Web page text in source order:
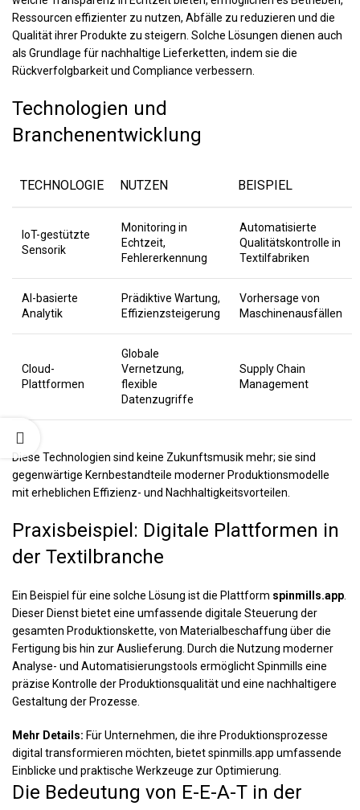
Ressourcen effizienter zu nutzen, Abfälle zu reduzieren und die
Qualität ihrer Produkte zu steigern. Solche Lösungen dienen auch
als Grundlage für nachhaltige Lieferketten, indem sie die
Rückverfolgbarkeit und Compliance verbessern.
Technologien und
Branchenentwicklung
TECHNOLOGIE NUTZEN BEISPIEL
IoT-gestützte
Sensorik
Monitoring in
Echtzeit,
Fehlererkennung
Automatisierte
Qualitätskontrolle in
Textilfabriken
AI-basierte
Analytik
Prädiktive Wartung,
Effizienzsteigerung
Vorhersage von
Maschinenausfällen
Cloud-
Plattformen
Globale
Vernetzung,
flexible
Datenzugriffe
Supply Chain
Management
Diese Technologien sind keine Zukunftsmusik mehr; sie sind
gegenwärtige Kernbestandteile moderner Produktionsmodelle
mit erheblichen Effizienz- und Nachhaltigkeitsvorteilen.
Praxisbeispiel: Digitale Plattformen in
der Textilbranche
Ein Beispiel für eine solche Lösung ist die Plattform spinmills.app
Dieser Dienst bietet eine umfassende digitale Steuerung der
gesamten Produktionskette, von Materialbeschaffung über die
Fertigung bis hin zur Auslieferung. Durch die Nutzung moderner
Analyse- und Automatisierungstools ermöglicht Spinmills eine
präzise Kontrolle der Produktionsqualität und eine nachhaltigere
Gestaltung der Prozesse.
Mehr Details: Für Unternehmen, die ihre Produktionsprozesse
digital transformieren möchten, bietet spinmills.app umfassende
Einblicke und praktische Werkzeuge zur Optimierung.
Die Bedeutung von E-E-A-T in der